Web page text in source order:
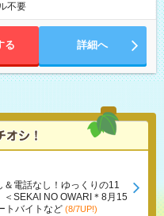
不要
る 詳細へ
＆電話なし！ゆっくりの11
SEKAI NO OWARI＊8月15
トバイトなど (8/7UP!)